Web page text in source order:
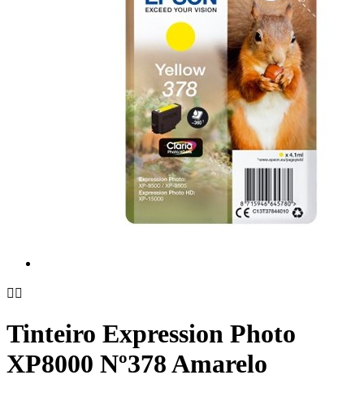
 
Tinteiro Expression Photo
XP8000 Nº378 Amarelo